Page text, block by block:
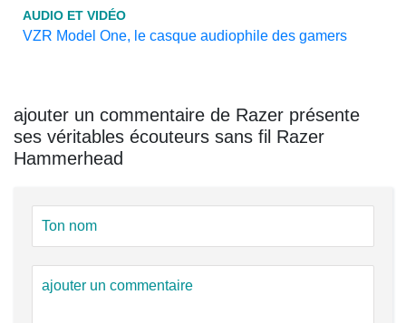
AUDIO ET VIDÉO
VZR Model One, le casque audiophile des gamers
ajouter un commentaire de Razer présente
ses véritables écouteurs sans fil Razer
Hammerhead